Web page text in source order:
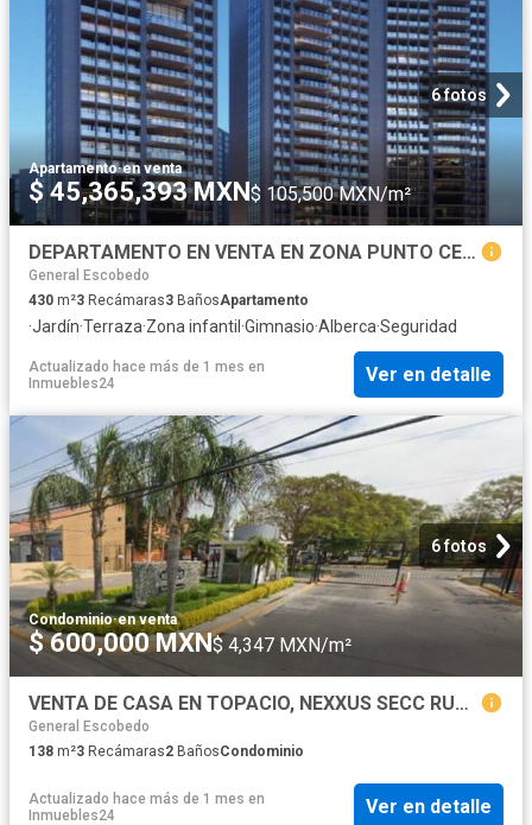
6 fotos
Apartamento·en venta
$ 45,365,393 MXN$ 105,500 MXN/m²
DEPARTAMENTO EN VENTA EN ZONA PUNTO CENTRAL SAN PEDRO GARZA GARCÍA
General Escobedo
430 m²3 Recámaras3 BañosApartamento
·Jardín·Terraza·Zona infantil ·Gimnasio·Alberca·Seguridad
Actualizado hace más de 1 mes en
Inmuebles24
Ver en detalle
6 fotos
Condominio·en venta
$ 600,000 MXN$ 4,347 MXN/m²
VENTA DE CASA EN TOPACIO, NEXXUS SECC RUBÍ, JOYAS DE ANAHUAC, 66055 CDAD. GRAL. ESCOBEDO, NUEVO LEON
General Escobedo
138 m²3 Recámaras2 BañosCondominio
Actualizado hace más de 1 mes en
Inmuebles24
Ver en detalle